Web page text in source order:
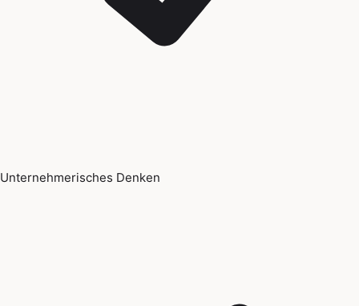
Unternehmerisches Denken